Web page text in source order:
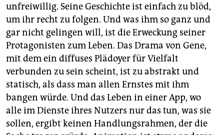
unfreiwillig. Seine Geschichte ist einfach zu blöd,
um ihr recht zu folgen. Und was ihm so ganz und
gar nicht gelingen will, ist die Erweckung seiner
Protagonisten zum Leben. Das Drama von Gene,
mit dem ein diffuses Plädoyer für Vielfalt
verbunden zu sein scheint, ist zu abstrakt und
statisch, als dass man allen Ernstes mit ihm
bangen würde. Und das Leben in einer App, wo
alle im Dienste ihres Nutzers nur das tun, was sie
sollen, ergibt keinen Handlungsrahmen, der die